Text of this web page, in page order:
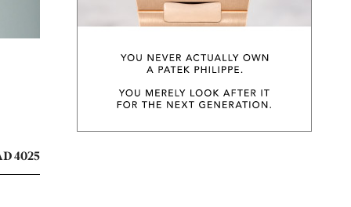
4025